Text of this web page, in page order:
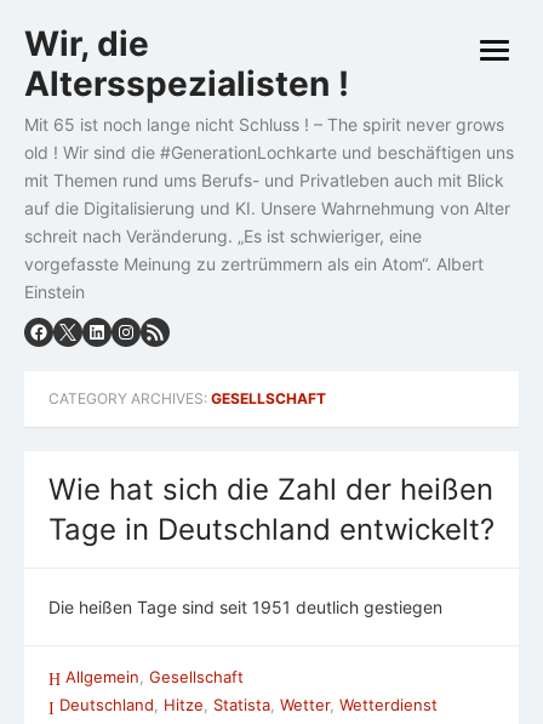
to
content
Wir, die
Altersspezialisten !
Mit 65 ist noch lange nicht Schluss ! – The spirit never grows
old ! Wir sind die #GenerationLochkarte und beschäftigen uns
mit Themen rund ums Berufs- und Privatleben auch mit Blick
auf die Digitalisierung und KI. Unsere Wahrnehmung von Alter
schreit nach Veränderung. „Es ist schwieriger, eine
vorgefasste Meinung zu zertrümmern als ein Atom“. Albert
Einstein
open
CATEGORY ARCHIVES: GESELLSCHAFT
Wie hat sich die Zahl der heißen
Tage in Deutschland entwickelt?
Die heißen Tage sind seit 1951 deutlich gestiegen
Allgemein Gesellschaft
Deutschland, Hitze, Statista, Wetter, Wetterdienst